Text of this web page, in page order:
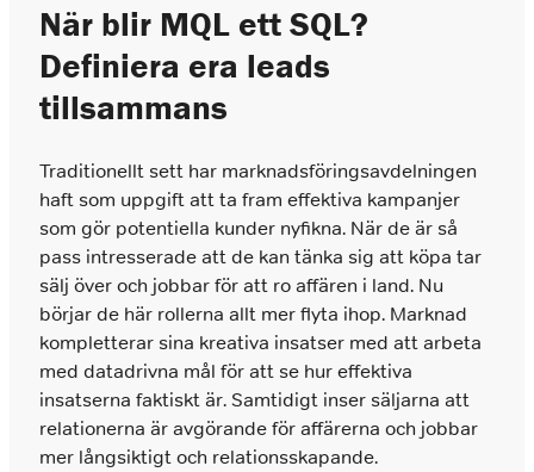
När blir MQL ett SQL?
Definiera era leads
tillsammans
Traditionellt sett har marknadsföringsavdelningen
haft som uppgift att ta fram effektiva kampanjer
som gör potentiella kunder nyfikna. När de är så
pass intresserade att de kan tänka sig att köpa tar
sälj över och jobbar för att ro affären i land. Nu
börjar de här rollerna allt mer flyta ihop. Marknad
kompletterar sina kreativa insatser med att arbeta
med datadrivna mål för att se hur effektiva
insatserna faktiskt är. Samtidigt inser säljarna att
relationerna är avgörande för affärerna och jobbar
mer långsiktigt och relationsskapande.